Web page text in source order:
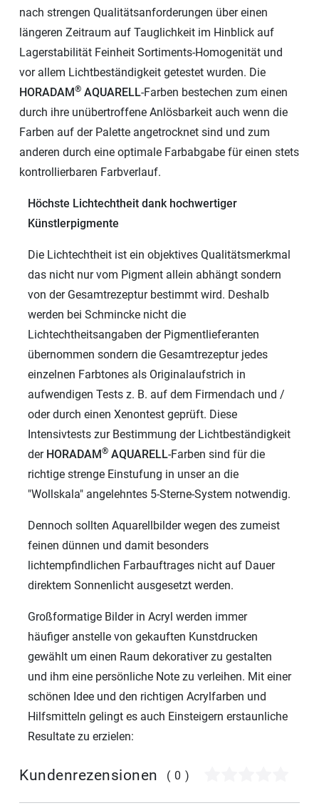
nach strengen Qualitätsanforderungen über einen
längeren Zeitraum auf Tauglichkeit im Hinblick auf
Lagerstabilität Feinheit Sortiments-Homogenität und
vor allem Lichtbeständigkeit getestet wurden. Die
HORADAM® AQUARELL-Farben bestechen zum einen
durch ihre unübertroffene Anlösbarkeit auch wenn die
Farben auf der Palette angetrocknet sind und zum
anderen durch eine optimale Farbabgabe für einen stets
kontrollierbaren Farbverlauf.
Höchste Lichtechtheit dank hochwertiger
Künstlerpigmente
Die Lichtechtheit ist ein objektives Qualitätsmerkmal
das nicht nur vom Pigment allein abhängt sondern
von der Gesamtrezeptur bestimmt wird. Deshalb
werden bei Schmincke nicht die
Lichtechtheitsangaben der Pigmentlieferanten
übernommen sondern die Gesamtrezeptur jedes
einzelnen Farbtones als Originalaufstrich in
aufwendigen Tests z. B. auf dem Firmendach und /
oder durch einen Xenontest geprüft. Diese
Intensivtests zur Bestimmung der Lichtbeständigkeit
der HORADAM® AQUARELL-Farben sind für die
richtige strenge Einstufung in unser an die
"Wollskala" angelehntes 5-Sterne-System notwendig.
Dennoch sollten Aquarellbilder wegen des zumeist
feinen dünnen und damit besonders
lichtempfindlichen Farbauftrages nicht auf Dauer
direktem Sonnenlicht ausgesetzt werden.
Großformatige Bilder in Acryl werden immer
häufiger anstelle von gekauften Kunstdrucken
gewählt um einen Raum dekorativer zu gestalten
und ihm eine persönliche Note zu verleihen. Mit einer
schönen Idee und den richtigen Acrylfarben und
Hilfsmitteln gelingt es auch Einsteigern erstaunliche
Resultate zu erzielen:
Kundenrezensionen (0)